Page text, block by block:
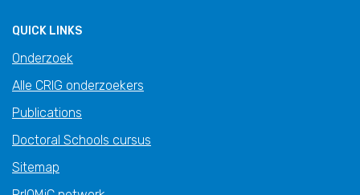
QUICK LINKS
Onderzoek
Alle CRIG onderzoekers
Publications
Doctoral Schools cursus
Sitemap